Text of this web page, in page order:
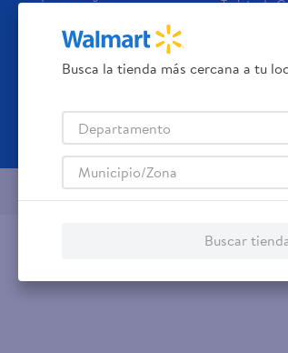
- Remesas
- Pagos de servicios
Tarjeta de
Busca la tienda más cercana a tu
Departamento
Municipio/Zona
Buscar